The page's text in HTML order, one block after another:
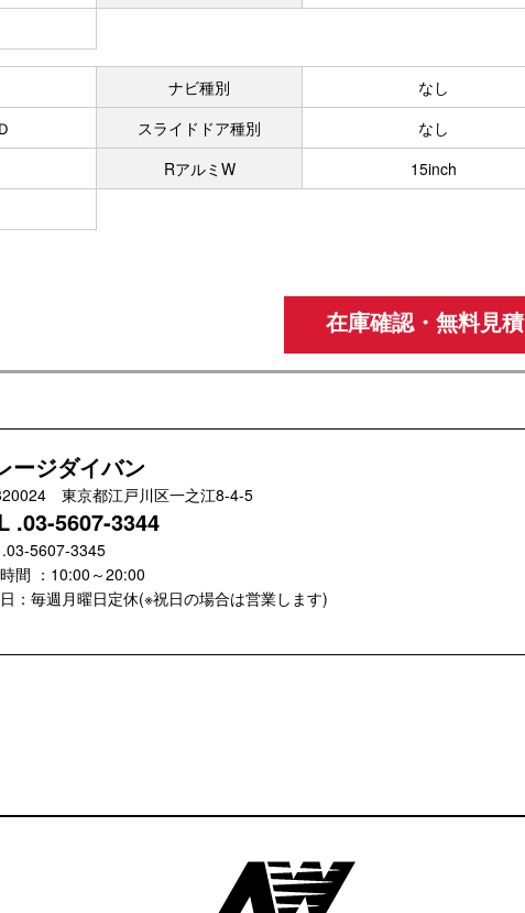
ナビ種別
なし
スライドドア種別
なし
RアルミW
15inch
在庫確認・無料見積
ージダイバン
東京都江戸川区一之江8-4-5
.03-5607-3344
.03-5607-3345
間 ：10:00～20:00
：毎週月曜日定休(※祝日の場合は営業します)